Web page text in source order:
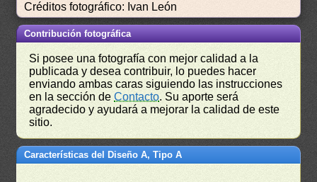
Créditos fotográfico: Ivan León
Contribución fotográfica
Si posee una fotografía con mejor calidad a la
publicada y desea contribuir, lo puedes hacer
enviando ambas caras siguiendo las instrucciones
en la sección deContacto. Su aporte será
agradecido y ayudará a mejorar la calidad de este
sitio.
Características del Diseño A, Tipo A